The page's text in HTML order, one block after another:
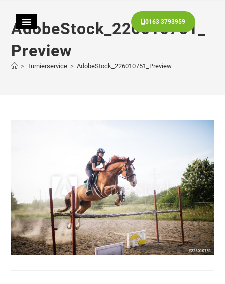
0163 3793959
AdobeStock_226010751_
Preview
> Turnierservice > AdobeStock_226010751_Preview